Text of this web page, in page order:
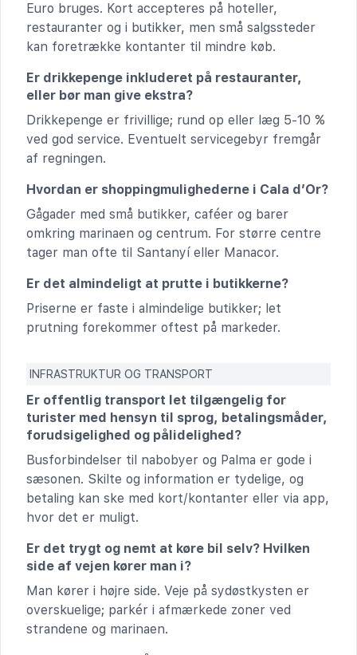
Euro bruges. Kort accepteres på hoteller,
restauranter og i butikker, men små salgssteder
kan foretrække kontanter til mindre køb.
Er drikkepenge inkluderet på restauranter,
eller bør man give ekstra?
Drikkepenge er frivillige; rund op eller læg 5-10 %
ved god service. Eventuelt servicegebyr fremgår
af regningen.
Hvordan er shoppingmulighederne i Cala d’Or?
Gågader med små butikker, caféer og barer
omkring marinaen og centrum. For større centre
tager man ofte til Santanyí eller Manacor.
Er det almindeligt at prutte i butikkerne?
Priserne er faste i almindelige butikker; let
prutning forekommer oftest på markeder.
INFRASTRUKTUR OG TRANSPORT
Er offentlig transport let tilgængelig for
turister med hensyn til sprog, betalingsmåder,
forudsigelighed og pålidelighed?
Busforbindelser til nabobyer og Palma er gode i
sæsonen. Skilte og information er tydelige, og
betaling kan ske med kort/kontanter eller via app,
hvor det er muligt.
Er det trygt og nemt at køre bil selv? Hvilken
side af vejen kører man i?
Man kører i højre side. Veje på sydøstkysten er
overskuelige; parkér i afmærkede zoner ved
strandene og marinaen.